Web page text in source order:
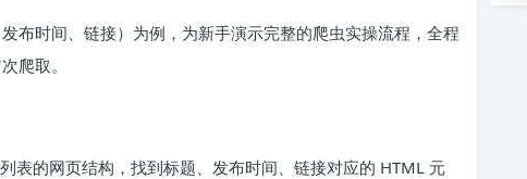
布时间、链接）为例，为新手演示完整的爬虫实操流程，全程
爬取。
表的网页结构，找到标题、发布时间、链接对应的 HTML 元